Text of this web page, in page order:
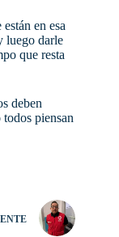
en esa
luego darle
que resta
deben
piensan